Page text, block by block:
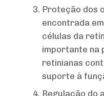
Proteção dos
encontrada
células da
importante na
retinianas
suporte à
Regulação do